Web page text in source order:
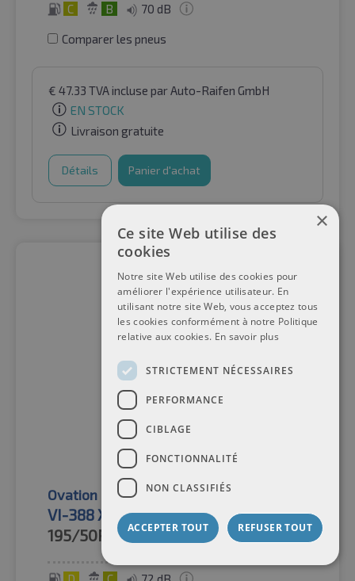
C B 70 dB
Comparer les pneus
€ 47.33 TVA incluse par Auto-Raifen GmbH
EN STOCK
Livraison gratuite
Détails Panier d'achat
Ovation Pneus d'été
VI-388 XL
195/50R15 86V
×
Ce site Web utilise des
cookies
Notre site Web utilise des cookies pour
améliorer l'expérience utilisateur. En
utilisant notre site Web, vous acceptez tous
les cookies conformément à notre Politique
relative aux cookies. En savoir plus
STRICTEMENT NÉCESSAIRES
PERFORMANCE
CIBLAGE
FONCTIONNALITÉ
NON CLASSIFIÉS
ACCEPTER TOUT REFUSER TOUT